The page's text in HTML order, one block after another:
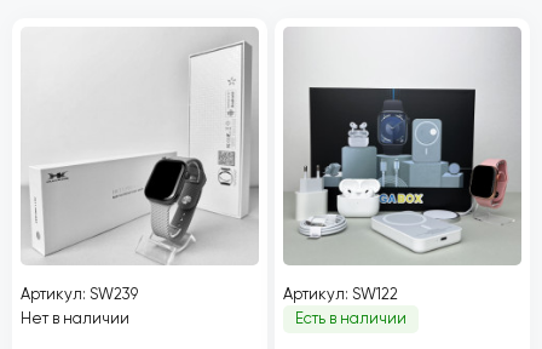
Артикул: SW239
Нет в наличии
Артикул: SW122
Есть в наличии